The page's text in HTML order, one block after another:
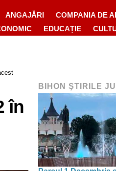
ANGAJĂRI
COMPANIA DE
EDUCAȚIE
în
BIHON ŞTIRILE